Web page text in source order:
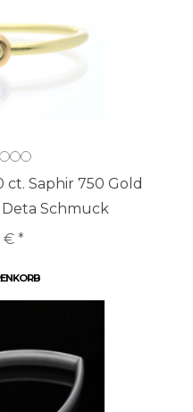
Saphir 750 Gold
Schmuck
€ *